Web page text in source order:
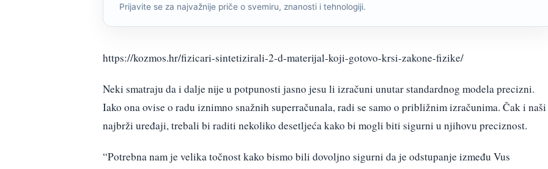
Prijavite se za najvažnije priče o svemiru, znanosti i tehnologiji.
https://kozmos.hr/fizicari-sintetizirali-2-d-materijal-koji-gotovo-krsi-zakone-fizike/
Neki smatraju da i dalje nije u potpunosti jasno jesu li izračuni unutar standardnog modela precizni.
Iako ona ovise o radu iznimno snažnih superračunala, radi se samo o približnim izračunima. Čak i naši
najbrži uređaji, trebali bi raditi nekoliko desetljeća kako bi mogli biti sigurni u njihovu preciznost.
“Potrebna nam je velika točnost kako bismo bili dovoljno sigurni da je odstupanje između Vus